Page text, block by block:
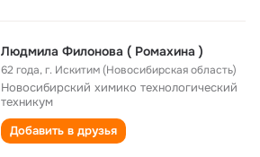
Людмила Филонова ( Ромахина )
62 года,г. Искитим (Новосибирская область)
Новосибирский химико технологический
техникум
Добавить в друзья